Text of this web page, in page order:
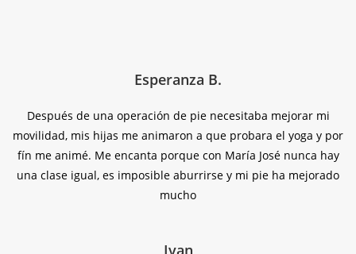
Esperanza B.
Después de una operación de pie necesitaba mejorar mi
movilidad, mis hijas me animaron a que probara el yoga y por
fín me animé. Me encanta porque con María José nunca hay
una clase igual, es imposible aburrirse y mi pie ha mejorado
mucho
Ivan